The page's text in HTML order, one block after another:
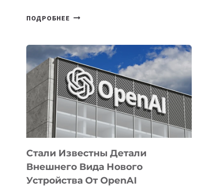
ПОДРОБНЕЕ В
ПРИОРИТЕТНЫЕ
ЗАДАЧИ
ПО
РАЗВИТИЮ
ЭКОСИСТЕМЫ
ИСКУССТВЕННОГО
ИНТЕЛЛЕКТА
Стали Известны Детали
Внешнего Вида Нового
Устройства От OpenAI